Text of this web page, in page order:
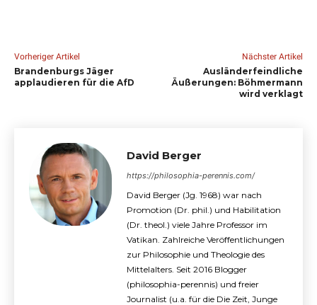
Vorheriger Artikel
Brandenburgs Jäger
applaudieren für die AfD
Nächster Artikel
Ausländerfeindliche
Äußerungen: Böhmermann
wird verklagt
David Berger
https://philosophia-perennis.com/
David Berger (Jg. 1968) war nach
Promotion (Dr. phil.) und Habilitation
(Dr. theol.) viele Jahre Professor im
Vatikan. Zahlreiche Veröffentlichungen
zur Philosophie und Theologie des
Mittelalters. Seit 2016 Blogger
(philosophia-perennis) und freier
Journalist (u.a. für die Die Zeit, Junge